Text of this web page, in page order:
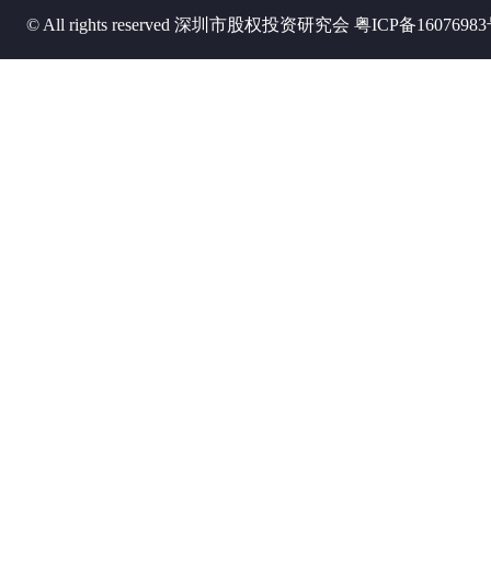
© All rights reserved 深圳市股权投资研究会 粤ICP备16076983